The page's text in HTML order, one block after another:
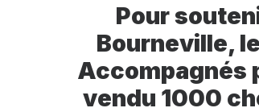
Pour
Bourneville,
Accompagnés
vendu 1000